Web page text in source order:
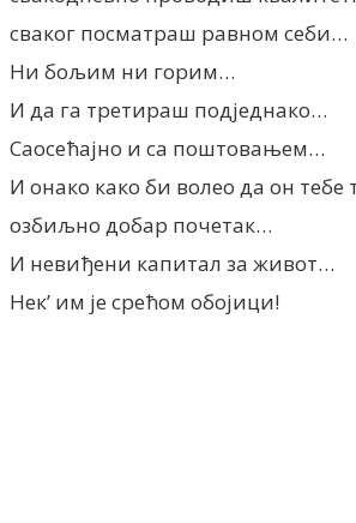
сваког посматраш равном себи…
Ни бољим ни горим…
И да га третираш подједнако…
Саосећајно и са поштовањем…
И онако како би волео да он тебе
озбиљно добар почетак…
И невиђени капитал за живот…
Нек’ им је срећом обојици!